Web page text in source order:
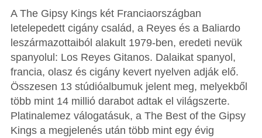
A The Gipsy Kings két Franciaországban
letelepedett cigány család, a Reyes és a Baliardo
leszármazottaiból alakult 1979-ben, eredeti nevük
spanyolul: Los Reyes Gitanos. Dalaikat spanyol,
francia, olasz és cigány kevert nyelven adják elő.
Összesen 13 stúdióalbumuk jelent meg, melyekből
több mint 14 millió darabot adtak el világszerte.
Platinalemez válogatásuk, a The Best of the Gipsy
Kings a megjelenés után több mint egy évig